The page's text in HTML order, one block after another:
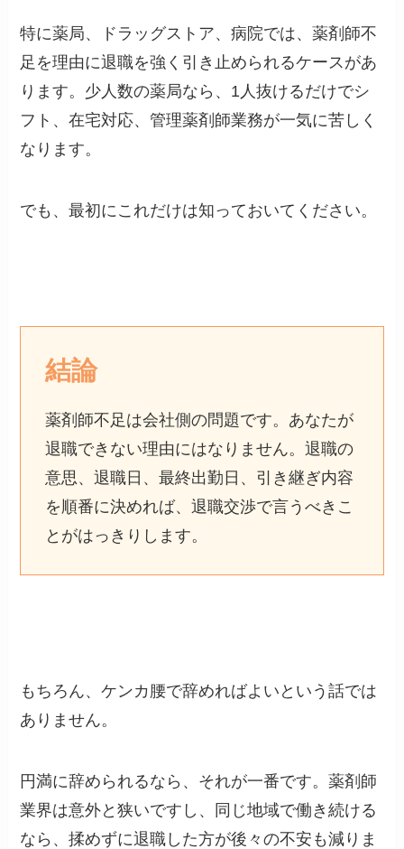
特に薬局、ドラッグストア、病院では、薬剤師不
足を理由に退職を強く引き止められるケースがあ
ります。少人数の薬局なら、1人抜けるだけでシ
フト、在宅対応、管理薬剤師業務が一気に苦しく
なります。
でも、最初にこれだけは知っておいてください。
結論
薬剤師不足は会社側の問題です。あなたが
退職できない理由にはなりません。退職の
意思、退職日、最終出勤日、引き継ぎ内容
を順番に決めれば、退職交渉で言うべきこ
とがはっきりします。
もちろん、ケンカ腰で辞めればよいという話では
ありません。
円満に辞められるなら、それが一番です。薬剤師
業界は意外と狭いですし、同じ地域で働き続ける
なら、揉めずに退職した方が後々の不安も減りま